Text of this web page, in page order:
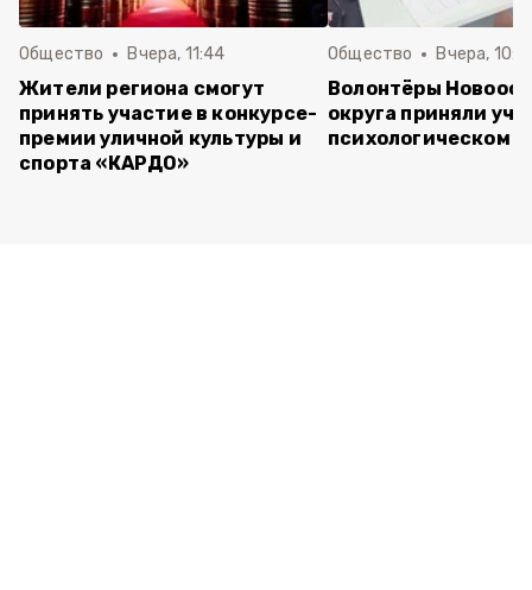
Общество Вчера, 11:44
Жители региона смогут
принять участие в конкурсе-
премии уличной культуры и
спорта «КАРДО»
Общество Вчера,
Волонтёры
округа приняли
психологическом